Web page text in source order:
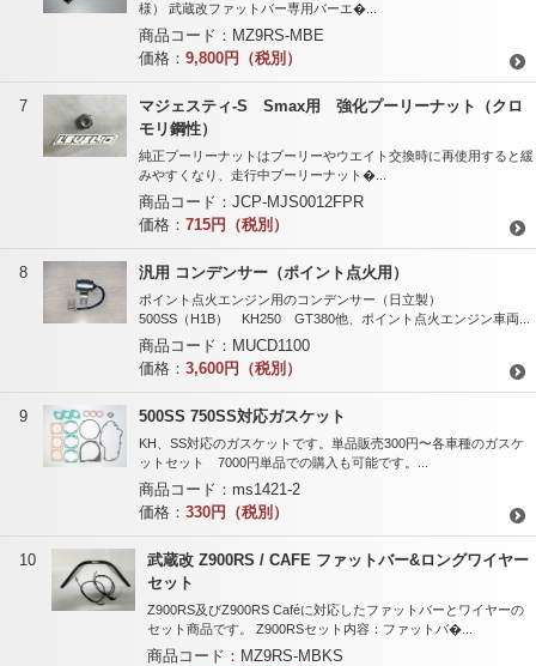
様） 武蔵改ファットバー専用バーエ�...
商品コード： MZ9RS-MBE
価格： 9,800円（税別）
7
マジェスティ-S Smax用 強化プーリーナット（クロ
モリ鋼性）
純正プーリーナットはプーリーやウエイト交換時に再使用すると緩
みやすくなり、走行中プーリーナット�...
商品コード： JCP-MJS0012FPR
価格： 715円（税別）
8 汎用 コンデンサー（ポイント点火用）
ポイント点火エンジン用のコンデンサー（日立製）
500SS（H1B） KH250 GT380他、ポイント点火エンジン車両...
商品コード： MUCD1100
価格： 3,600円（税別）
9 500SS 750SS対応ガスケット
KH、SS対応のガスケットです。単品販売300円〜各車種のガスケ
ットセット 7000円単品での購入も可能です。...
商品コード： ms1421-2
価格： 330円（税別）
10
武蔵改 Z900RS / CAFE ファットバー&ロングワイヤー
セット
Z900RS及びZ900RS Caféに対応したファットバーとワイヤーの
セット商品です。 Z900RSセット内容：ファットバ�...
商品コード： MZ9RS-MBKS